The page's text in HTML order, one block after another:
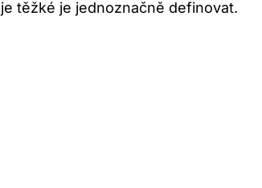
těžké je ‌jednoznačně‌ definovat.